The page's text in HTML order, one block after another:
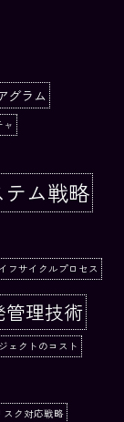
グラム
テム戦略
フサイクルプロセス
管理技術
ェクトのコスト
スク対応戦略